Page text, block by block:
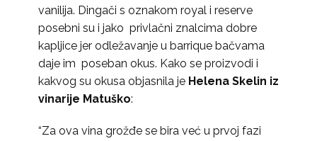
vanilija. Dingači s oznakom royal i reserve
posebni su i jako privlačni znalcima dobre
kapljice jer odležavanje u barrique bačvama
daje im poseban okus. Kako se proizvodi i
kakvog su okusa objasnila je Helena Skelin iz
vinarije Matuško:
“Za ova vina grožđe se bira već u prvoj fazi